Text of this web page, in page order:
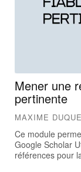
Mener une
pertinente
MAXIME
Ce module
Google Scholar
références pour